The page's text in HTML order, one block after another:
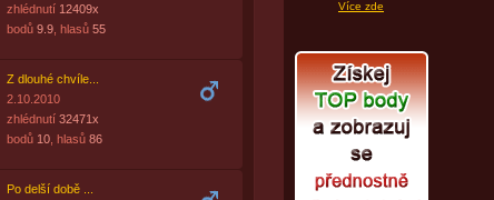
Více zde
zhlédnutí 12409x
bodů 9.9, hlasů 55
Z dlouhé chvíle...
2.10.2010
zhlédnutí 32471x
bodů 10, hlasů 86
Po delší době ...